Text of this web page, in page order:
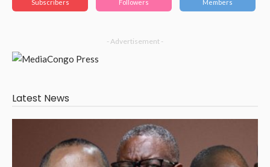
Subscribers Followers Members
- Advertisement -
Latest News